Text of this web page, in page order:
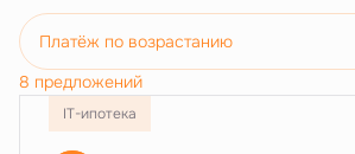
Платёж по возрастанию
8 предложений
IT-ипотека